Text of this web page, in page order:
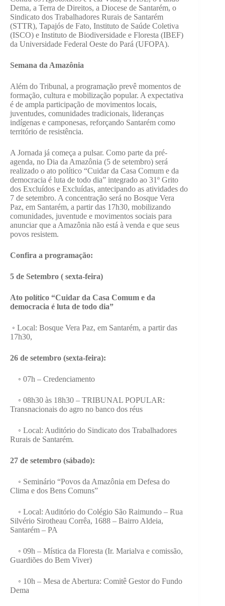
Dema, a Terra de Direitos, a Diocese de Santarém, o
Sindicato dos Trabalhadores Rurais de Santarém
(STTR), Tapajós de Fato, Instituto de Saúde Coletiva
(ISCO) e Instituto de Biodiversidade e Floresta (IBEF)
da Universidade Federal Oeste do Pará (UFOPA).
Semana da Amazônia
Além do Tribunal, a programação prevê momentos de
formação, cultura e mobilização popular. A expectativa
é de ampla participação de movimentos locais,
juventudes, comunidades tradicionais, lideranças
indígenas e camponesas, reforçando Santarém como
território de resistência.
A Jornada já começa a pulsar. Como parte da pré-
agenda, no Dia da Amazônia (5 de setembro) será
realizado o ato político “Cuidar da Casa Comum e da
democracia é luta de todo dia” integrado ao 31º Grito
dos Excluídos e Excluídas, antecipando as atividades do
7 de setembro. A concentração será no Bosque Vera
Paz, em Santarém, a partir das 17h30, mobilizando
comunidades, juventude e movimentos sociais para
anunciar que a Amazônia não está à venda e que seus
povos resistem.
Confira a programação:
5 de Setembro ( sexta-feira)
Ato político “Cuidar da Casa Comum e da
democracia é luta de todo dia”
◦ Local: Bosque Vera Paz, em Santarém, a partir das
17h30,
26 de setembro (sexta-feira):
◦ 07h – Credenciamento
◦ 08h30 às 18h30 – TRIBUNAL POPULAR:
Transnacionais do agro no banco dos réus
◦ Local: Auditório do Sindicato dos Trabalhadores
Rurais de Santarém.
27 de setembro (sábado):
◦ Seminário “Povos da Amazônia em Defesa do
Clima e dos Bens Comuns”
◦ Local: Auditório do Colégio São Raimundo – Rua
Silvério Sirotheau Corrêa, 1688 – Bairro Aldeia,
Santarém – PA
◦ 09h – Mística da Floresta (Ir. Marialva e comissão,
Guardiões do Bem Viver)
◦ 10h – Mesa de Abertura: Comitê Gestor do Fundo
Dema